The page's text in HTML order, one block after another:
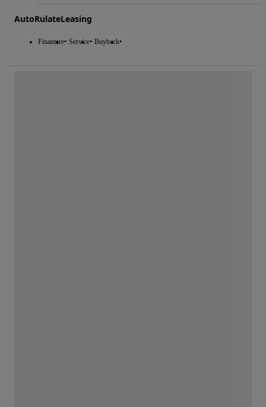
AutoRulateLeasing
Finantare Service Buyback